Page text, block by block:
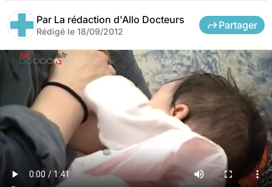
Par La rédaction d'Allo Docteurs
Rédigé le 18/09/2012
Partager